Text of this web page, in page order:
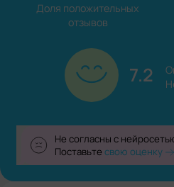
Доля положительных
отзывов
7.2
Не согласны с
Поставьтесвою оценку